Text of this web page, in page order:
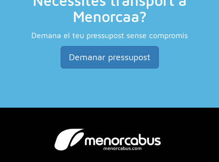
Menorcaa?
Demana el teu pressupost sense compromís
Demanar pressupost